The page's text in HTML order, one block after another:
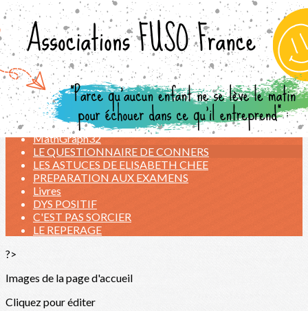
Exporter les lignes sélectionnées
Exporter toutes les colonnes
Exporter uniquement les colonnes affichées
Menu
<
>
LIENS UTILES
STUDYS
MathGraph32
LE QUESTIONNAIRE DE CONNERS
LES ASTUCES DE ELISABETH CHEE
PREPARATION AUX EXAMENS
Livres
DYS POSITIF
C'EST PAS SORCIER
LE REPERAGE
?>
Images de la page d'accueil
Cliquez pour éditer